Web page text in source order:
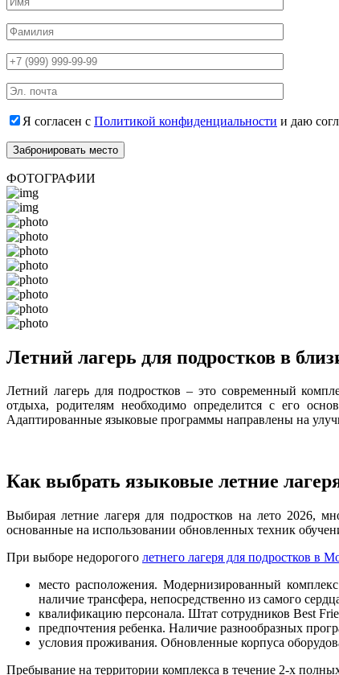
Я согласен с Политикой конфиденциальности и даю
ФОТОГРАФИИ
Летний лагерь для подростков в
Летний лагерь для подростков – это современный
отдыха, родителям необходимо определится с его
Адаптированные языковые программы направлены на
Как выбрать языковые летние
Выбирая летние лагеря для подростков на лето 2026,
основанные на использовании обновленных техник
При выборе недорогого летнего лагеря для подростков в
место расположения. Модернизированный
наличие трансфера, непосредственно из самого
квалификацию персонала. Штат сотрудников Best
предпочтения ребенка. Наличие разнообразных
условия проживания. Обновленные корпуса
Пребывание на территории комплекса в течение 2-х